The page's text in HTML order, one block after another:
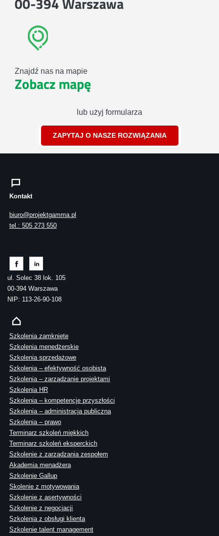
Znajdź nas na mapie
Zobacz mapę
lub użyj formularza
ZAPYTAJ O NASZE ROZWIĄZANIA
Kontakt
biuro@projektgamma.pl
tel.: 505 273 550
ul. Solec 38 lok. 105
00-394 Warszawa
NIP: 113-26-90-108
Szkolenia zamknięte
Szkolenia menedżerskie
Szkolenia sprzedażowe
Szkolenia – efektywność osobista
Szkolenia – zarządzanie projektami
Szkolenia HR
Szkolenia – kompetencje przyszłości
Szkolenia – administracja publiczna
Szkolenia – prawo
Terminarz szkoleń miękkich
Terminarz szkoleń eksperckich
Szkolenie z zarządzania zespołem
Akademia menadżera
Szkolenie Gallup
Skolenie z motywowania
Szkolenie z asertywności
Szkolenie z negocjacji
Szkolenia z obsługi klienta
Szkolenie talent management